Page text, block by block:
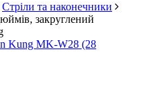
Стріли та наконечники
закруглений